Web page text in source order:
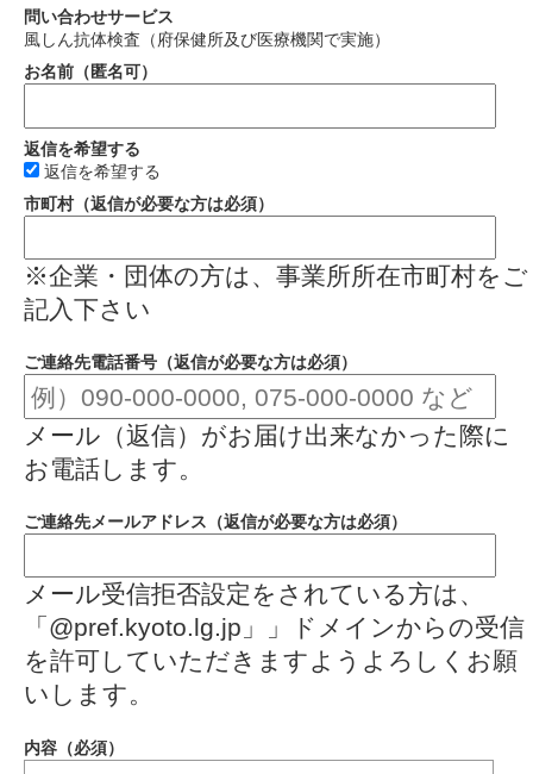
問い合わせサービス
風しん抗体検査（府保健所及び医療機関で実施）
お名前（匿名可）
返信を希望する
返信を希望する
市町村（返信が必要な方は必須）
※企業・団体の方は、事業所所在市町村をご
記入下さい
ご連絡先電話番号（返信が必要な方は必須）
メール（返信）がお届け出来なかった際に
お電話します。
ご連絡先メールアドレス（返信が必要な方は必須）
メール受信拒否設定をされている方は、
「@pref.kyoto.lg.jp」」ドメインからの受信
を許可していただきますようよろしくお願
いします。
内容（必須）